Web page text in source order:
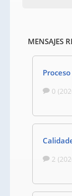
MENSAJES
0
2